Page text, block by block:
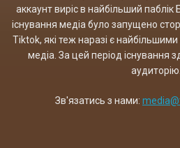
аккаунт виріс в найбільший паблік
існування медіа було запущено
Tiktok, які теж наразі є
медіа. За цей період існування
аудиторію.
Зв'язатись з нами: